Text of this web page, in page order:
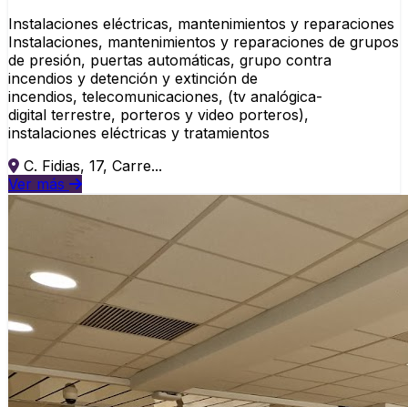
Instalaciones eléctricas, mantenimientos y reparaciones
Instalaciones, mantenimientos y reparaciones de grupos
de presión, puertas automáticas, grupo contra
incendios y detención y extinción de
incendios, telecomunicaciones, (tv analógica-
digital terrestre, porteros y video porteros),
instalaciones eléctricas y tratamientos
C. Fidias, 17, Carre...
Ver más